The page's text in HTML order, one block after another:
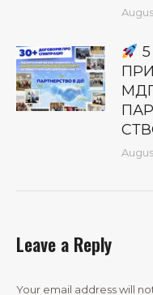
Leave a Reply
Your email address will